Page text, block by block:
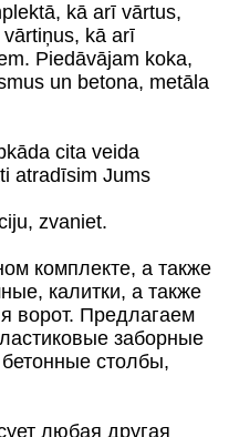
kā arī vārtus,
kā arī
Piedāvājam koka,
un betona, metāla
cita veida
atradīsim Jums
zvaniet.
комплекте, а также
калитки, а также
ворот. Предлагаем
заборные
столбы,
любая другая